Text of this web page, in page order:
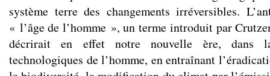
système terre des changements irréversibles.
« l’âge de l’homme », un terme introduit par
décrirait en effet notre nouvelle ère, dans
technologiques de l’homme, en entraînant